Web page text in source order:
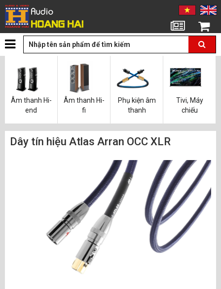
Giỏ hàng
Âm thanh Hi-
end
Âm thanh Hi-
fi
Phụ kiện âm
thanh
Tivi, Máy
chiếu
Dây tín hiệu Atlas Arran OCC XLR